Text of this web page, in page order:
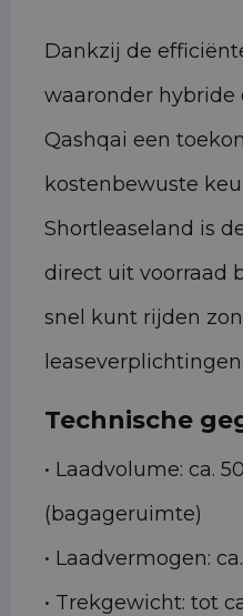
Dankzij de
waaronder hybride
Qashqai een
kostenbewuste
Shortleaseland is
direct uit voorraad
snel kunt rijden
leaseverplichtingen.
Technische
• Laadvolume: ca.
(bagageruimte)
• Laadvermogen:
• Trekgewicht: tot